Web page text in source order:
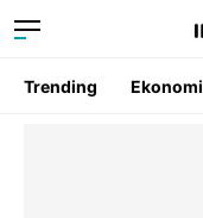
Trending Ekonomi